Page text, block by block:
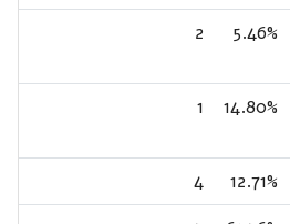
5.46%
2
14.80%
1
12.71%
4